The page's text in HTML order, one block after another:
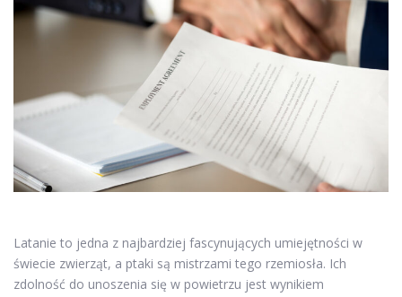
Latanie to jedna z najbardziej fascynujących umiejętności w
świecie zwierząt, a ptaki są mistrzami tego rzemiosła. Ich
zdolność do unoszenia się w powietrzu jest wynikiem